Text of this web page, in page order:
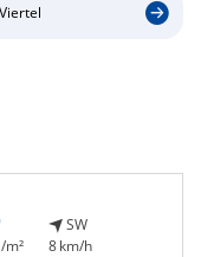
m²
SW
8 km/h